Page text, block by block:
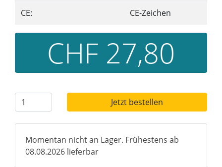
CE: CE-Zeichen
CHF 27,80
Jetzt bestellen
Momentan nicht an Lager. Frühestens ab
08.08.2026 lieferbar